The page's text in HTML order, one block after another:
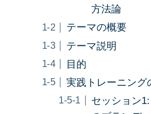
方法論
テーマの概要
テーマ説明
目的
実践トレーニング
セッション